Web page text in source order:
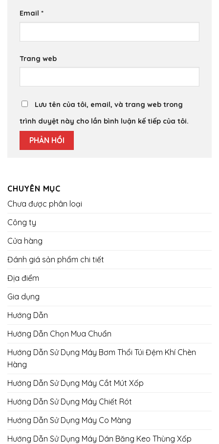
Email *
Trang web
Lưu tên của tôi, email, và trang web trong
trình duyệt này cho lần bình luận kế tiếp của tôi.
CHUYÊN MỤC
Chưa được phân loại
Công ty
Cửa hàng
Đánh giá sản phẩm chi tiết
Địa điểm
Gia dụng
Hướng Dẫn
Hướng Dẫn Chọn Mua Chuẩn
Hướng Dẫn Sử Dụng Máy Bơm Thổi Túi Đệm Khí Chèn
Hàng
Hướng Dẫn Sử Dụng Máy Cắt Mút Xốp
Hướng Dẫn Sử Dụng Máy Chiết Rót
Hướng Dẫn Sử Dụng Máy Co Màng
Hướng Dẫn Sử Dụng Máy Dán Băng Keo Thùng Xốp